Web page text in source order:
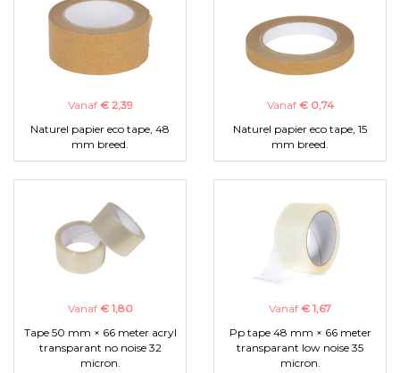
Vanaf € 2,39
Naturel papier eco tape, 48
mm breed.
Vanaf € 0,74
Naturel papier eco tape, 15
mm breed.
Vanaf € 1,80
Tape 50 mm × 66 meter acryl
transparant no noise 32
micron.
Vanaf € 1,67
Pp tape 48 mm × 66 meter
transparant low noise 35
micron.